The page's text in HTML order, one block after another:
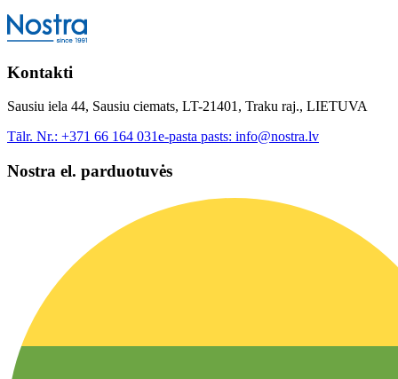
Kontakti
Sausiu iela 44, Sausiu ciemats, LT-21401, Traku raj., LIETUVA
Tālr. Nr.: +371 66 164 031e-pasta pasts: info@nostra.lv
Nostra el. parduotuvės